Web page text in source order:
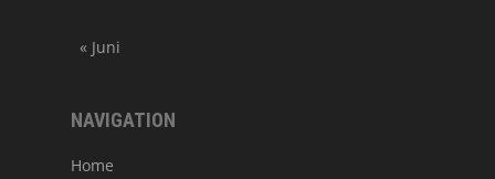
« Juni
NAVIGATION
Home